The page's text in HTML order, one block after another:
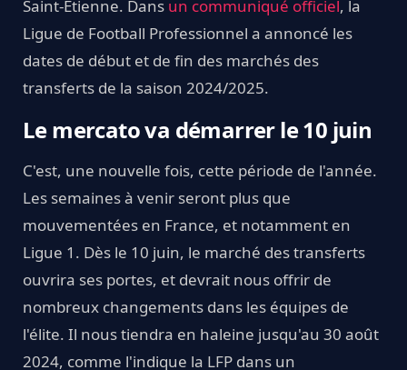
Saint-Etienne. Dans un communiqué officiel, la
Ligue de Football Professionnel a annoncé les
dates de début et de fin des marchés des
transferts de la saison 2024/2025.
Le mercato va démarrer le 10 juin
C'est, une nouvelle fois, cette période de l'année.
Les semaines à venir seront plus que
mouvementées en France, et notamment en
Ligue 1. Dès le 10 juin, le marché des transferts
ouvrira ses portes, et devrait nous offrir de
nombreux changements dans les équipes de
l'élite. Il nous tiendra en haleine jusqu'au 30 août
2024, comme l'indique la LFP dans un